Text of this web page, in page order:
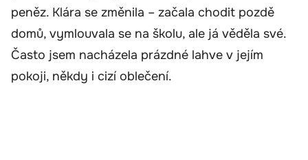
peněz. Klára se změnila – začala chodit pozdě
domů, vymlouvala se na školu, ale já věděla své.
Často jsem nacházela prázdné lahve v jejím
pokoji, někdy i cizí oblečení.